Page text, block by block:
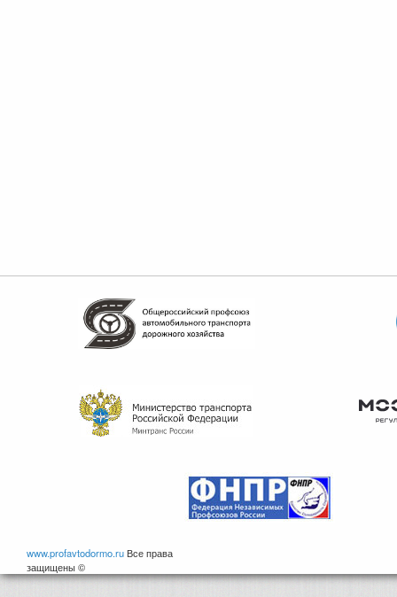
www.profavtodormo.ru Все права
защищены ©